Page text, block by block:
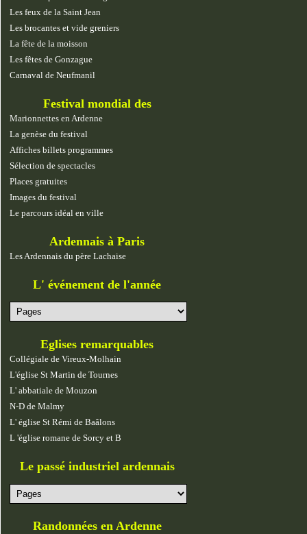
Les feux de la Saint Jean
Les brocantes et vide greniers
La fête de la moisson
Les fêtes de Gonzague
Carnaval de Neufmanil
Festival mondial des
marionnettes
Marionnettes en Ardenne
La genèse du festival
Affiches billets programmes
Sélection de spectacles
Places gratuites
Images du festival
Le parcours idéal en ville
Ardennais à Paris
Les Ardennais du père Lachaise
L' événement de l'année
Eglises remarquables
Collégiale de Vireux-Molhain
L'église St Martin de Tournes
L' abbatiale de Mouzon
N-D de Malmy
L' église St Rémi de Baâlons
L 'église romane de Sorcy et B
Le passé industriel ardennais
Randonnées en Ardenne